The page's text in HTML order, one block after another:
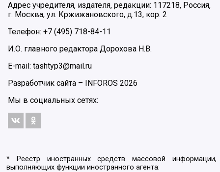
Адрес учредителя, издателя, редакции: 117218, Россия,
г. Москва, ул. Кржижановского, д.13, кор. 2
Телефон: +7 (495) 718-84-11
И.О. главного редактора Дорохова Н.В.
E-mail: tashtyp3@mail.ru
Разработчик сайта – INFOROS 2026
Мы в социальных сетях:
* Реестр иностранных средств массовой информации,
выполняющих функции иностранного агента: